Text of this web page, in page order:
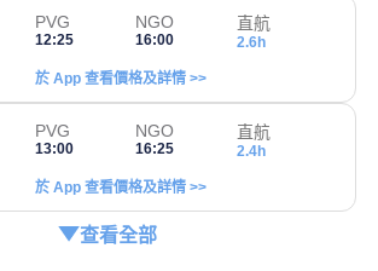
PVG
12:25
NGO
16:00
直航
2.6h
於 App 查看價格及詳情 >>
PVG
13:00
NGO
16:25
直航
2.4h
於 App 查看價格及詳情 >>
查看全部